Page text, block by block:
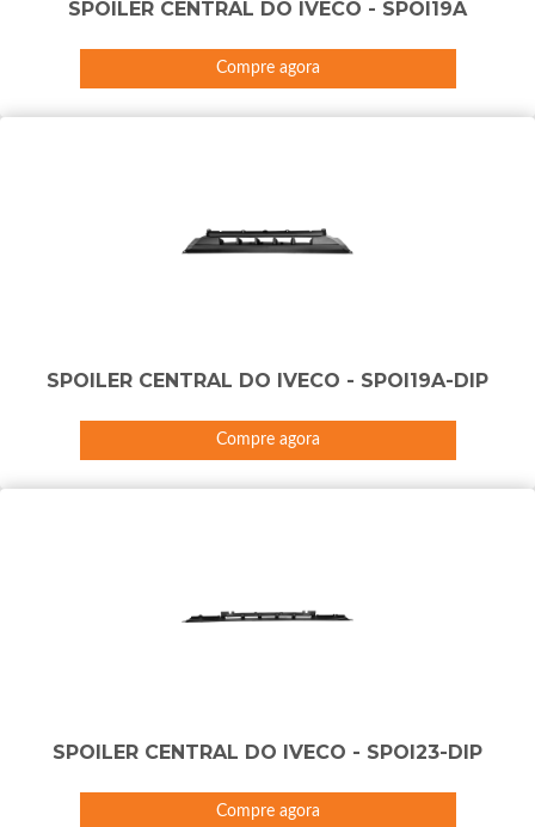
SPOILER CENTRAL DO IVECO - SPOI19A
Compre agora
SPOILER CENTRAL DO IVECO - SPOI19A-DIP
Compre agora
SPOILER CENTRAL DO IVECO - SPOI23-DIP
Compre agora